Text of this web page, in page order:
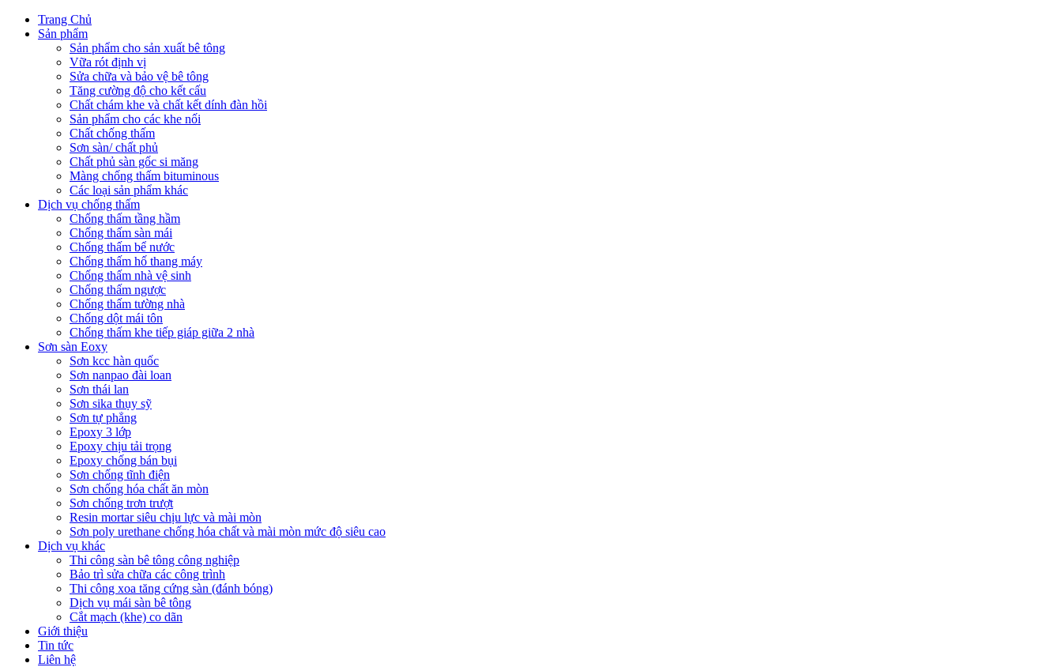
Trang Chủ
Sản phẩm
Sản phẩm cho sản xuất bê tông
Vữa rót định vị
Sửa chữa và bảo vệ bê tông
Tăng cường độ cho kết cấu
Chất chám khe và chất kết dính đàn hồi
Sản phẩm cho các khe nối
Chất chống thấm
Sơn sàn/ chất phủ
Chất phủ sàn gốc si măng
Màng chống thấm bituminous
Các loại sản phẩm khác
Dịch vụ chống thấm
Chống thấm tầng hầm
Chống thấm sàn mái
Chống thấm bể nước
Chống thấm hố thang máy
Chống thấm nhà vệ sinh
Chống thấm ngược
Chống thấm tường nhà
Chống dột mái tôn
Chống thấm khe tiếp giáp giữa 2 nhà
Sơn sàn Eoxy
Sơn kcc hàn quốc
Sơn nanpao đài loan
Sơn thái lan
Sơn sika thụy sỹ
Sơn tự phẳng
Epoxy 3 lớp
Epoxy chịu tải trọng
Epoxy chống bán bụi
Sơn chống tĩnh điện
Sơn chống hóa chất ăn mòn
Sơn chống trơn trượt
Resin mortar siêu chịu lực và mài mòn
Sơn poly urethane chống hóa chất và mài mòn mức độ siêu cao
Dịch vụ khác
Thi công sàn bê tông công nghiệp
Bảo trì sửa chữa các công trình
Thi công xoa tăng cứng sàn (đánh bóng)
Dịch vụ mái sàn bê tông
Cắt mạch (khe) co dãn
Giới thiệu
Tin tức
Liên hệ